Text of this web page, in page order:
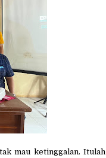
mau ketinggalan. Itulah